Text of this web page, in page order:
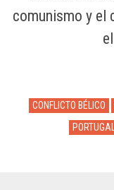
comunismo y el
CONFLICTO BÉLICO
PORTUGAL